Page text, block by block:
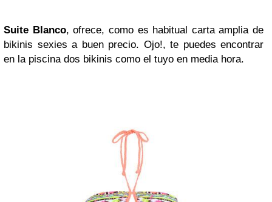
Suite Blanco, ofrece, como es habitual carta amplia de
bikinis sexies a buen precio. Ojo!, te puedes encontrar
en la piscina dos bikinis como el tuyo en media hora.